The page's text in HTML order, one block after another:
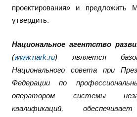
проектирования» и предложить
утвердить.
Национальное агентство
(www.nark.ru) является
Национального совета при
Федерации по
оператором системы
квалификаций,